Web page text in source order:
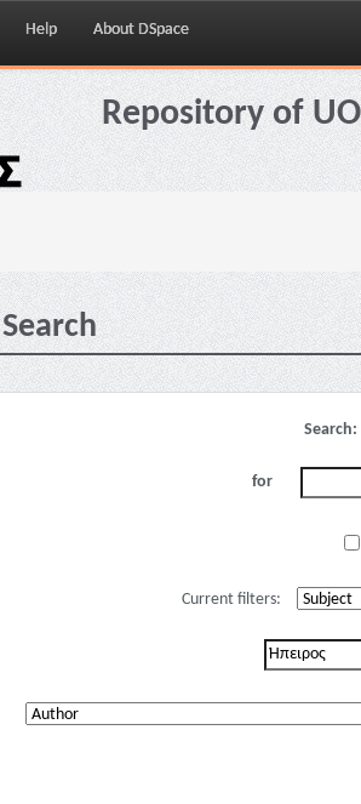
Help About DSpace
Repository of
Search
Search:
for
Current filters: